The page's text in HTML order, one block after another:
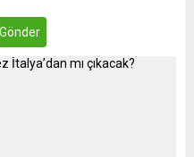
Gönder